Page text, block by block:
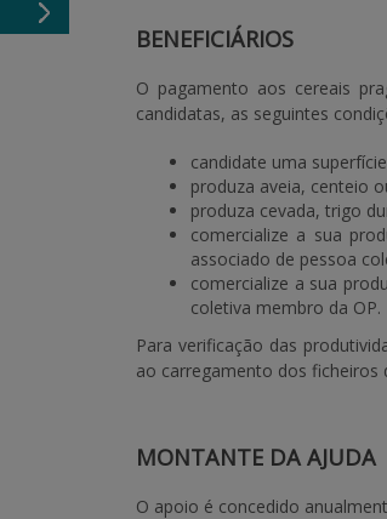
BENEFICIÁRIOS
O pagamento aos cereais
candidatas, as seguintes
candidate uma
produza aveia, centeio
produza cevada, trigo
comercialize a sua
associado de pessoa
comercialize a sua
coletiva membro da OP.
Para verificação das
ao carregamento dos ficheiros
MONTANTE DA AJUDA
O apoio é concedido